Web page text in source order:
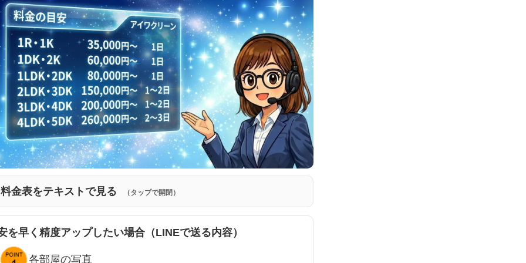
金表をテキストで見る （タップで開閉）
を早く精度アップしたい場合（LINEで送る内容）
各部屋の写真